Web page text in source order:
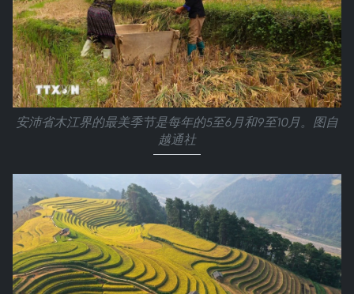
安沛省木江界的最美季节是每年的5至6月和9至10月。图自
越通社